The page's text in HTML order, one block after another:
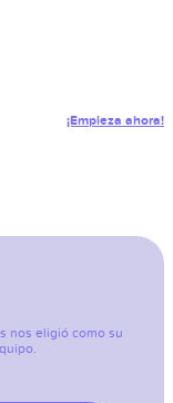
¡Empieza ahora!
nos eligió como su